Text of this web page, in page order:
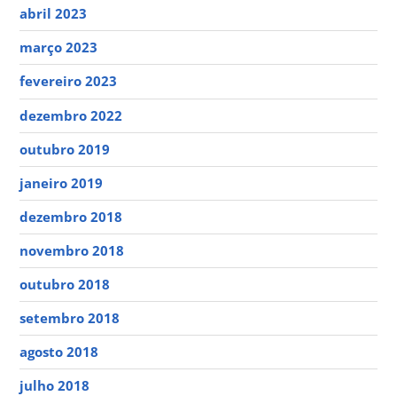
abril 2023
março 2023
fevereiro 2023
dezembro 2022
outubro 2019
janeiro 2019
dezembro 2018
novembro 2018
outubro 2018
setembro 2018
agosto 2018
julho 2018